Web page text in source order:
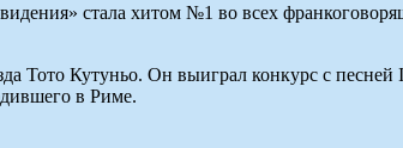
стала хитом №1 во всех
Тото Кутуньо. Он выиграл конкурс с
в Риме.